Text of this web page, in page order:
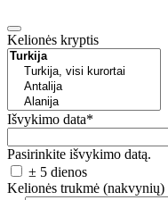
Kelionės kryptis
Išvykimo data*
Pasirinkite išvykimo datą.
± 5 dienos
Kelionės trukmė (nakvynių)